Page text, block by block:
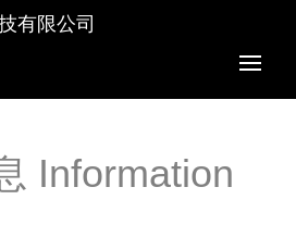
有限公司
Information